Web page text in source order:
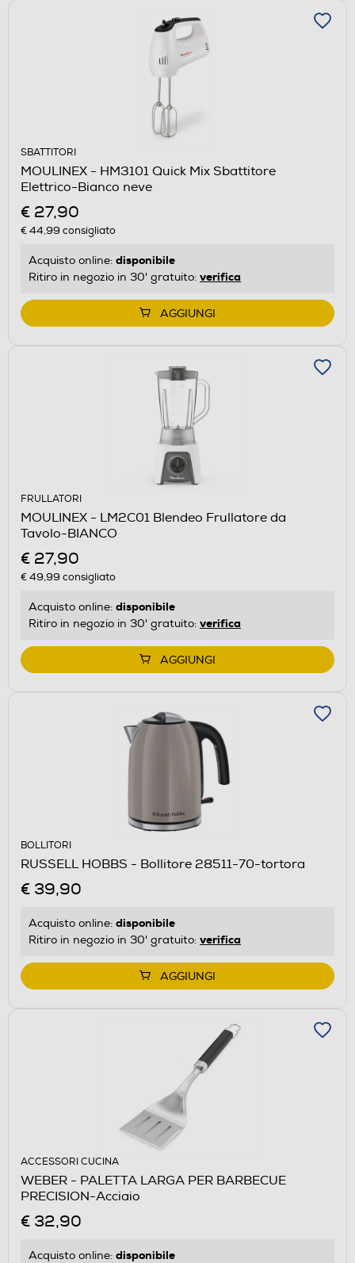
SBATTITORI
MOULINEX - HM3101 Quick Mix Sbattitore
Elettrico-Bianco neve
€ 27,90
€ 44,99 consigliato
Acquisto online: disponibile
Ritiro in negozio in 30' gratuito: verifica
AGGIUNGI
FRULLATORI
MOULINEX - LM2C01 Blendeo Frullatore da
Tavolo-BIANCO
€ 27,90
€ 49,99 consigliato
Acquisto online: disponibile
Ritiro in negozio in 30' gratuito: verifica
AGGIUNGI
BOLLITORI
RUSSELL HOBBS - Bollitore 28511-70-tortora
€ 39,90
Acquisto online: disponibile
Ritiro in negozio in 30' gratuito: verifica
AGGIUNGI
ACCESSORI CUCINA
WEBER - PALETTA LARGA PER BARBECUE
PRECISION-Acciaio
€ 32,90
Acquisto online: disponibile